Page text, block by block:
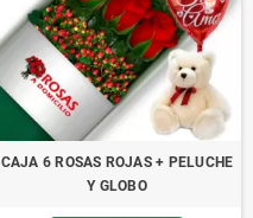
CAJA 6 ROSAS ROJAS + PELUCHE
Y GLOBO